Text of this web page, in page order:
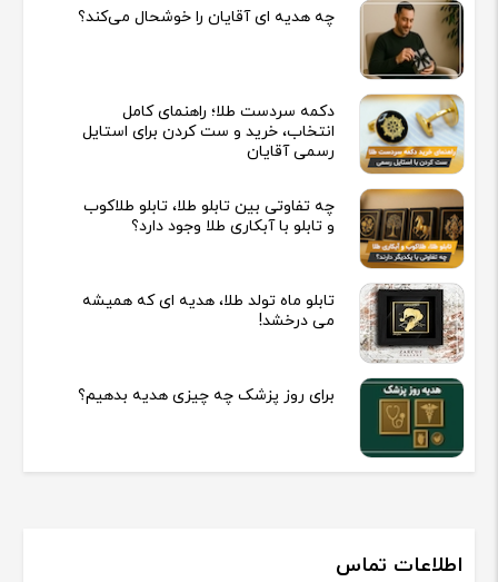
چه هدیه‌ ای آقایان را خوشحال می‌کند؟
دکمه سردست طلا؛ راهنمای کامل
انتخاب، خرید و ست کردن برای استایل
رسمی آقایان
چه تفاوتی بین تابلو طلا، تابلو طلاکوب
و تابلو با آبکاری طلا وجود دارد؟
تابلو ماه تولد طلا، هدیه ای که همیشه
می درخشد!
برای روز پزشک چه چیزی هدیه بدهیم؟
اطلاعات تماس